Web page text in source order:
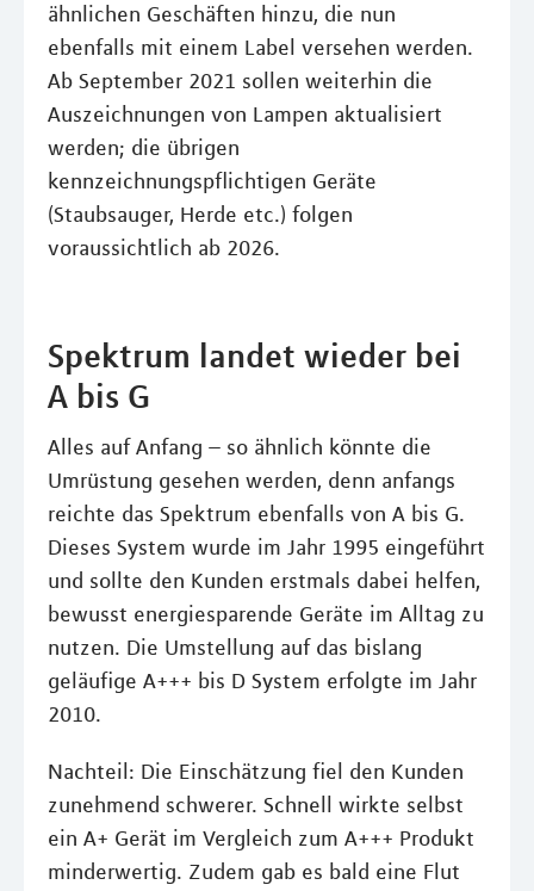
ähnlichen Geschäften hinzu, die nun
ebenfalls mit einem Label versehen werden.
Ab September 2021 sollen weiterhin die
Auszeichnungen von Lampen aktualisiert
werden; die übrigen
kennzeichnungspflichtigen Geräte
(Staubsauger, Herde etc.) folgen
voraussichtlich ab 2026.
Spektrum landet wieder bei
A bis G
Alles auf Anfang – so ähnlich könnte die
Umrüstung gesehen werden, denn anfangs
reichte das Spektrum ebenfalls von A bis G.
Dieses System wurde im Jahr 1995 eingeführt
und sollte den Kunden erstmals dabei helfen,
bewusst energiesparende Geräte im Alltag zu
nutzen. Die Umstellung auf das bislang
geläufige A+++ bis D System erfolgte im Jahr
2010.
Nachteil: Die Einschätzung fiel den Kunden
zunehmend schwerer. Schnell wirkte selbst
ein A+ Gerät im Vergleich zum A+++ Produkt
minderwertig. Zudem gab es bald eine Flut